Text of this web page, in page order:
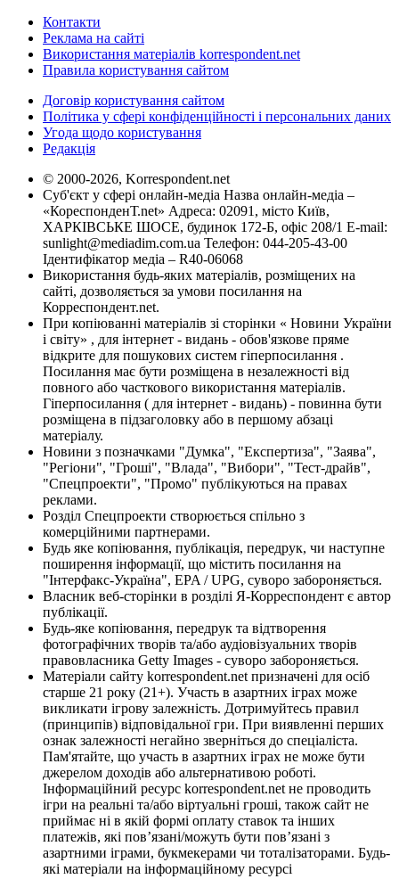
Контакти
Реклама на сайті
Використання матеріалів korrespondent.net
Правила користування сайтом
Договір користування сайтом
Політика у сфері конфіденційності і персональних даних
Угода щодо користування
Редакція
© 2000-2026, Korrespondent.net
Суб'єкт у сфері онлайн-медіа Назва онлайн-медіа –
«КореспонденТ.net» Адреса: 02091, місто Київ,
ХАРКІВСЬКЕ ШОСЕ, будинок 172-Б, офіс 208/1 E-mail:
sunlight@mediadim.com.ua Телефон: 044-205-43-00
Ідентифікатор медіа – R40-06068
Використання будь-яких матеріалів, розміщених на
сайті, дозволяється за умови посилання на
Корреспондент.net.
При копіюванні матеріалів зі сторінки « Новини України
і світу» , для інтернет - видань - обов'язкове пряме
відкрите для пошукових систем гіперпосилання .
Посилання має бути розміщена в незалежності від
повного або часткового використання матеріалів.
Гіперпосилання ( для інтернет - видань) - повинна бути
розміщена в підзаголовку або в першому абзаці
матеріалу.
Новини з позначками "Думка", "Експертиза", "Заява",
"Регіони", "Гроші", "Влада", "Вибори", "Тест-драйв",
"Спецпроекти", "Промо" публікуються на правах
реклами.
Розділ Спецпроекти створюється спільно з
комерційними партнерами.
Будь яке копіювання, публікація, передрук, чи наступне
поширення інформації, що містить посилання на
"Інтерфакс-Україна", EPA / UPG, суворо забороняється.
Власник веб-сторінки в розділі Я-Корреспондент є автор
публікації.
Будь-яке копіювання, передрук та відтворення
фотографічних творів та/або аудіовізуальних творів
правовласника Getty Images - суворо забороняється.
Матеріали сайту korrespondent.net призначені для осіб
старше 21 року (21+). Участь в азартних іграх може
викликати ігрову залежність. Дотримуйтесь правил
(принципів) відповідальної гри. При виявленні перших
ознак залежності негайно зверніться до спеціаліста.
Пам'ятайте, що участь в азартних іграх не може бути
джерелом доходів або альтернативою роботі.
Інформаційний ресурс korrespondent.net не проводить
ігри на реальні та/або віртуальні гроші, також сайт не
приймає ні в якій формі оплату ставок та інших
платежів, які пов’язані/можуть бути пов’язані з
азартними іграми, букмекерами чи тоталізаторами. Будь-
які матеріали на інформаційному ресурсі